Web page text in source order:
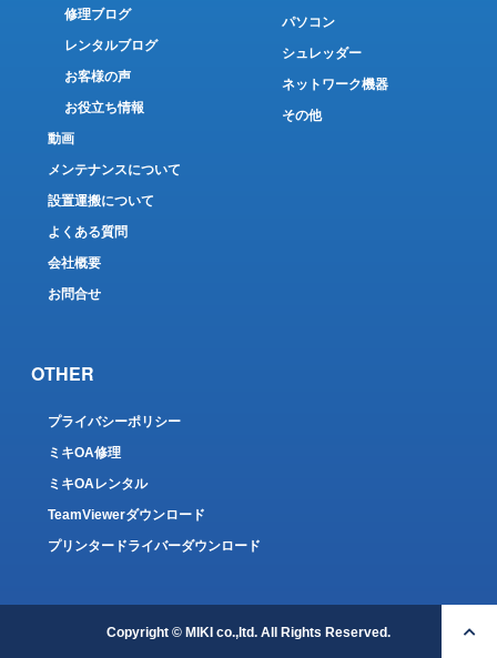
修理ブログ
レンタルブログ
お客様の声
お役立ち情報
動画
メンテナンスについて
設置運搬について
よくある質問
会社概要
お問合せ
パソコン
シュレッダー
ネットワーク機器
その他
OTHER
プライバシーポリシー
ミキOA修理
ミキOAレンタル
TeamViewerダウンロード
プリンタードライバーダウンロード
Copyright © MIKI co.,ltd. All Rights Reserved.